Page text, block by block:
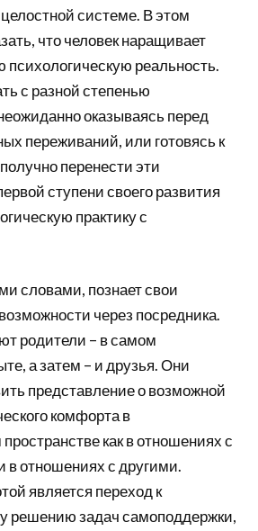
целостной системе. В этом
что человек наращивает
реальность.
с разной степенью
оказываясь перед
переживаний, или готовясь к
перенести эти
ступени своего развития
практику с
словами, познает свои
через посредника.
родители – в самом
а затем – и друзья. Они
представление о возможной
комфорта в
как в отношениях с
в отношениях с другими.
является переход к
решению задач самоподдержки,